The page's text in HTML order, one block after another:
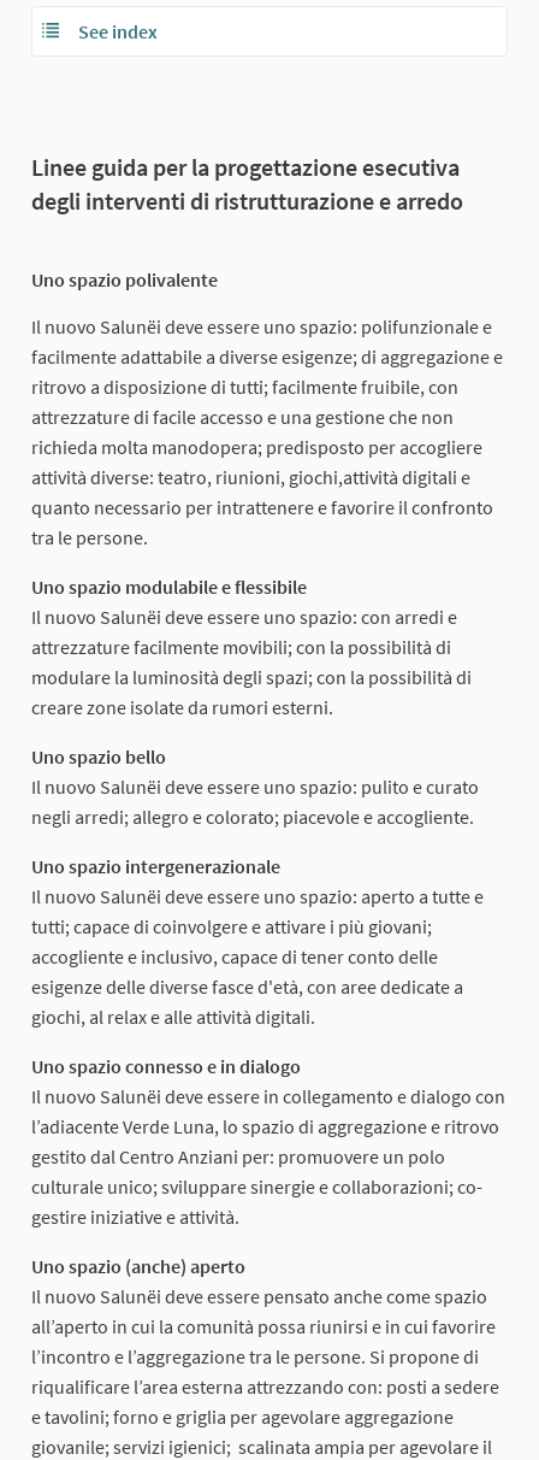
See index
Linee guida per la progettazione esecutiva
degli interventi di ristrutturazione e arredo
Uno spazio polivalente
Il nuovo Salunëi deve essere uno spazio: polifunzionale e
facilmente adattabile a diverse esigenze; di aggregazione e
ritrovo a disposizione di tutti; facilmente fruibile, con
attrezzature di facile accesso e una gestione che non
richieda molta manodopera; predisposto per accogliere
attività diverse: teatro, riunioni, giochi,attività digitali e
quanto necessario per intrattenere e favorire il confronto
tra le persone.
Uno spazio modulabile e flessibile
Il nuovo Salunëi deve essere uno spazio: con arredi e
attrezzature facilmente movibili; con la possibilità di
modulare la luminosità degli spazi; con la possibilità di
creare zone isolate da rumori esterni.
Uno spazio bello
Il nuovo Salunëi deve essere uno spazio: pulito e curato
negli arredi; allegro e colorato; piacevole e accogliente.
Uno spazio intergenerazionale
Il nuovo Salunëi deve essere uno spazio: aperto a tutte e
tutti; capace di coinvolgere e attivare i più giovani;
accogliente e inclusivo, capace di tener conto delle
esigenze delle diverse fasce d'età, con aree dedicate a
giochi, al relax e alle attività digitali.
Uno spazio connesso e in dialogo
Il nuovo Salunëi deve essere in collegamento e dialogo con
l’adiacente Verde Luna, lo spazio di aggregazione e ritrovo
gestito dal Centro Anziani per: promuovere un polo
culturale unico; sviluppare sinergie e collaborazioni; co-
gestire iniziative e attività.
Uno spazio (anche) aperto
Il nuovo Salunëi deve essere pensato anche come spazio
all’aperto in cui la comunità possa riunirsi e in cui favorire
l’incontro e l’aggregazione tra le persone. Si propone di
riqualificare l’area esterna attrezzando con: posti a sedere
e tavolini; forno e griglia per agevolare aggregazione
giovanile; servizi igienici; scalinata ampia per agevolare il